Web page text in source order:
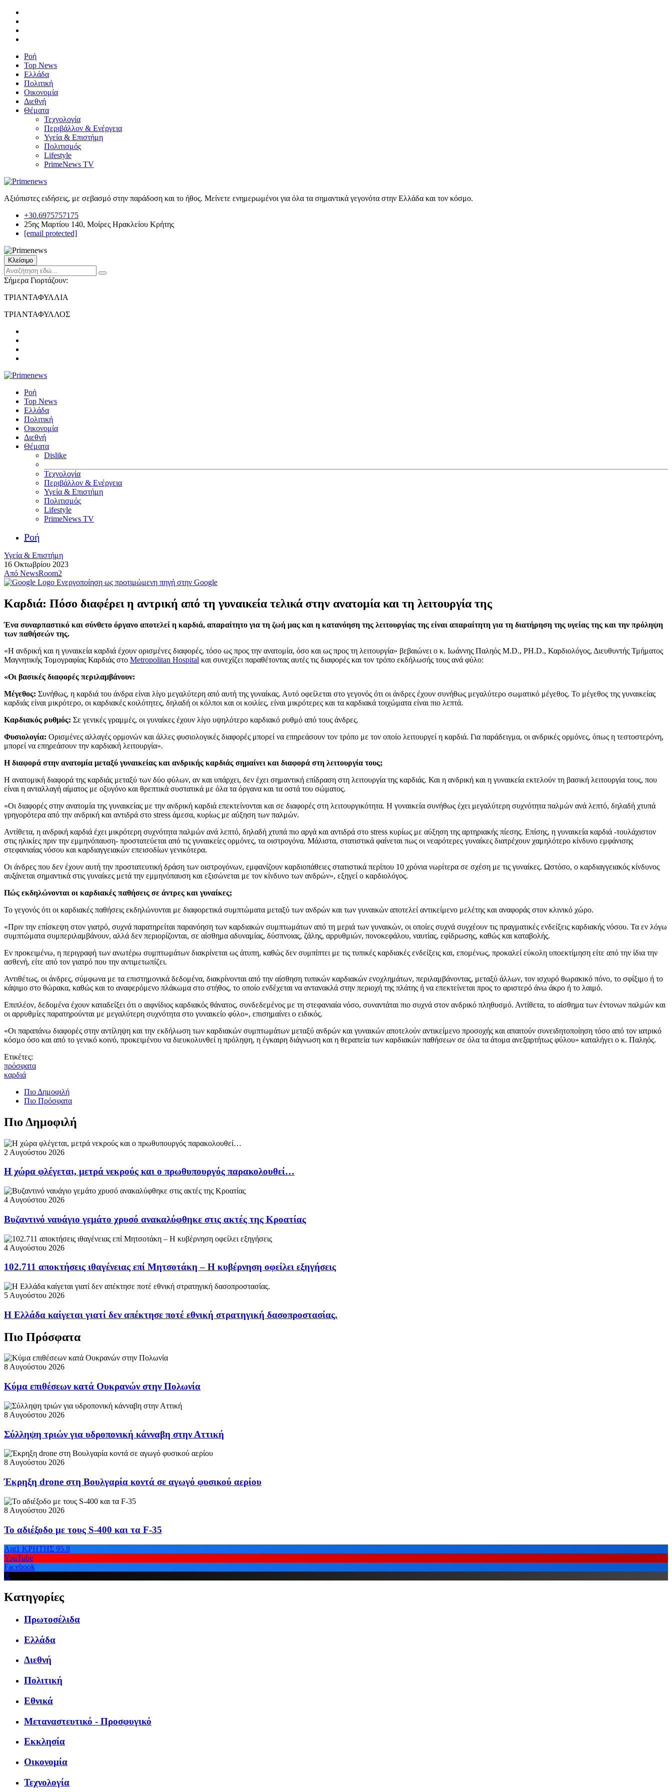
Ροή
Top News
Ελλάδα
Πολιτική
Οικονομία
Διεθνή
Θέματα
Τεχνολογία
Περιβάλλον & Ενέργεια
Υγεία & Επιστήμη
Πολιτισμός
Lifestyle
PrimeNews TV
Αξιόπιστες ειδήσεις, με σεβασμό στην παράδοση και το ήθος. Μείνετε ενημερωμένοι για όλα τα σημαντικά γεγονότα στην Ελλάδα και τον κόσμο.
+30.6975757175
25ης Μαρτίου 140, Μοίρες Ηρακλείου Κρήτης
[email protected]
Κλείσιμο
Σήμερα Γιορτάζουν:
ΤΡΙΑΝΤΑΦΥΛΛΙΑ
ΤΡΙΑΝΤΑΦΥΛΛΟΣ
Ροή
Top News
Ελλάδα
Πολιτική
Οικονομία
Διεθνή
Θέματα
Dislike
Τεχνολογία
Περιβάλλον & Ενέργεια
Υγεία & Επιστήμη
Πολιτισμός
Lifestyle
PrimeNews TV
Ροή
Υγεία & Επιστήμη
16 Οκτωβρίου 2023
Από NewsRoom2
Ενεργοποίηση ως προτιμώμενη πηγή στην Google
Καρδιά: Πόσο διαφέρει η αντρική από τη γυναικεία τελικά στην ανατομία και τη λειτουργία της
Ένα συναρπαστικό και σύνθετο όργανο αποτελεί η καρδιά, απαραίτητο για τη ζωή μας και η κατανόηση της λειτουργίας της είναι απαραίτητη για τη διατήρηση της υγείας της και την πρόληψη
των παθήσεών της.
«Η ανδρική και η γυναικεία καρδιά έχουν ορισμένες διαφορές, τόσο ως προς την ανατομία, όσο και ως προς τη λειτουργία» βεβαιώνει ο κ. Ιωάννης Παληός M.D., PH.D., Καρδιολόγος, Διευθυντής Τμήματος
Μαγνητικής Τομογραφίας Καρδιάς στο Metropolitan Hospital και συνεχίζει παραθέτοντας αυτές τις διαφορές και τον τρόπο εκδήλωσής τους ανά φύλο:
«Οι βασικές διαφορές περιλαμβάνουν:
Μέγεθος: Συνήθως, η καρδιά του άνδρα είναι λίγο μεγαλύτερη από αυτή της γυναίκας. Αυτό οφείλεται στο γεγονός ότι οι άνδρες έχουν συνήθως μεγαλύτερο σωματικό μέγεθος. Το μέγεθος της γυναικείας
καρδιάς είναι μικρότερο, οι καρδιακές κοιλότητες, δηλαδή οι κόλποι και οι κοιλίες, είναι μικρότερες και τα καρδιακά τοιχώματα είναι πιο λεπτά.
Καρδιακός ρυθμός: Σε γενικές γραμμές, οι γυναίκες έχουν λίγο υψηλότερο καρδιακό ρυθμό από τους άνδρες.
Φυσιολογία: Ορισμένες αλλαγές ορμονών και άλλες φυσιολογικές διαφορές μπορεί να επηρεάσουν τον τρόπο με τον οποίο λειτουργεί η καρδιά. Για παράδειγμα, οι ανδρικές ορμόνες, όπως η τεστοστερόνη,
μπορεί να επηρεάσουν την καρδιακή λειτουργία».
Η διαφορά στην ανατομία μεταξύ γυναικείας και ανδρικής καρδιάς σημαίνει και διαφορά στη λειτουργία τους;
Η ανατομική διαφορά της καρδιάς μεταξύ των δύο φύλων, αν και υπάρχει, δεν έχει σημαντική επίδραση στη λειτουργία της καρδιάς. Και η ανδρική και η γυναικεία εκτελούν τη βασική λειτουργία τους, που
είναι η ανταλλαγή αίματος με οξυγόνο και θρεπτικά συστατικά με όλα τα όργανα και τα οστά του σώματος.
«Οι διαφορές στην ανατομία της γυναικείας με την ανδρική καρδιά επεκτείνονται και σε διαφορές στη λειτουργικότητα. Η γυναικεία συνήθως έχει μεγαλύτερη συχνότητα παλμών ανά λεπτό, δηλαδή χτυπά
γρηγορότερα από την ανδρική και αντιδρά στο stress άμεσα, κυρίως με αύξηση των παλμών.
Αντίθετα, η ανδρική καρδιά έχει μικρότερη συχνότητα παλμών ανά λεπτό, δηλαδή χτυπά πιο αργά και αντιδρά στο stress κυρίως με αύξηση της αρτηριακής πίεσης. Επίσης, η γυναικεία καρδιά -τουλάχιστον
στις ηλικίες πριν την εμμηνόπαυση- προστατεύεται από τις γυναικείες ορμόνες, τα οιστρογόνα. Μάλιστα, στατιστικά φαίνεται πως οι νεαρότερες γυναίκες διατρέχουν χαμηλότερο κίνδυνο εμφάνισης
στεφανιαίας νόσου και καρδιαγγειακών επεισοδίων γενικότερα.
Οι άνδρες που δεν έχουν αυτή την προστατευτική δράση των οιστρογόνων, εμφανίζουν καρδιοπάθειες στατιστικά περίπου 10 χρόνια νωρίτερα σε σχέση με τις γυναίκες. Ωστόσο, ο καρδιαγγειακός κίνδυνος
αυξάνεται σημαντικά στις γυναίκες μετά την εμμηνόπαυση και εξισώνεται με τον κίνδυνο των ανδρών», εξηγεί ο καρδιολόγος.
Πώς εκδηλώνονται οι καρδιακές παθήσεις σε άντρες και γυναίκες;
Το γεγονός ότι οι καρδιακές παθήσεις εκδηλώνονται με διαφορετικά συμπτώματα μεταξύ των ανδρών και των γυναικών αποτελεί αντικείμενο μελέτης και αναφοράς στον κλινικό χώρο.
«Πριν την επίσκεψη στον γιατρό, συχνά παρατηρείται παρανόηση των καρδιακών συμπτωμάτων από τη μεριά των γυναικών, οι οποίες συχνά συγχέουν τις πραγματικές ενδείξεις καρδιακής νόσου. Τα εν λόγω
συμπτώματα συμπεριλαμβάνουν, αλλά δεν περιορίζονται, σε αίσθημα αδυναμίας, δύσπνοιας, ζάλης, αρρυθμιών, πονοκεφάλου, ναυτίας, εφίδρωσης, καθώς και καταβολής.
Εν προκειμένω, η περιγραφή των ανωτέρω συμπτωμάτων διακρίνεται ως άτυπη, καθώς δεν συμπίπτει με τις τυπικές καρδιακές ενδείξεις και, επομένως, προκαλεί εύκολη υποεκτίμηση είτε από την ίδια την
ασθενή, είτε από τον γιατρό που την αντιμετωπίζει.
Αντιθέτως, οι άνδρες, σύμφωνα με τα επιστημονικά δεδομένα, διακρίνονται από την αίσθηση τυπικών καρδιακών ενοχλημάτων, περιλαμβάνοντας, μεταξύ άλλων, τον ισχυρό θωρακικό πόνο, το σφίξιμο ή το
κάψιμο στο θώρακα, καθώς και το αναφερόμενο πλάκωμα στο στήθος, το οποίο ενδέχεται να αντανακλά στην περιοχή της πλάτης ή να επεκτείνεται προς το αριστερό άνω άκρο ή το λαιμό.
Επιπλέον, δεδομένα έχουν καταδείξει ότι ο αιφνίδιος καρδιακός θάνατος, συνδεδεμένος με τη στεφανιαία νόσο, συναντάται πιο συχνά στον ανδρικό πληθυσμό. Αντίθετα, το αίσθημα των έντονων παλμών και
οι αρρυθμίες παρατηρούνται με μεγαλύτερη συχνότητα στο γυναικείο φύλο», επισημαίνει ο ειδικός.
«Οι παραπάνω διαφορές στην αντίληψη και την εκδήλωση των καρδιακών συμπτωμάτων μεταξύ ανδρών και γυναικών αποτελούν αντικείμενο προσοχής και απαιτούν συνειδητοποίηση τόσο από τον ιατρικό
κόσμο όσο και από το γενικό κοινό, προκειμένου να διευκολυνθεί η πρόληψη, η έγκαιρη διάγνωση και η θεραπεία των καρδιακών παθήσεων σε όλα τα άτομα ανεξαρτήτως φύλου» καταλήγει ο κ. Παληός.
Ετικέτες:
πρόσφατα
καρδιά
Πιο Δημοφιλή
Πιο Πρόσφατα
Πιο Δημοφιλή
2 Αυγούστου 2026
Η χώρα φλέγεται, μετρά νεκρούς και ο πρωθυπουργός παρακολουθεί…
4 Αυγούστου 2026
Βυζαντινό ναυάγιο γεμάτο χρυσό ανακαλύφθηκε στις ακτές της Κροατίας
4 Αυγούστου 2026
102.711 αποκτήσεις ιθαγένειας επί Μητσοτάκη – Η κυβέρνηση οφείλει εξηγήσεις
5 Αυγούστου 2026
Η Ελλάδα καίγεται γιατί δεν απέκτησε ποτέ εθνική στρατηγική δασοπροστασίας.
Πιο Πρόσφατα
8 Αυγούστου 2026
Κύμα επιθέσεων κατά Ουκρανών στην Πολωνία
8 Αυγούστου 2026
Σύλληψη τριών για υδροπονική κάνναβη στην Αττική
8 Αυγούστου 2026
Έκρηξη drone στη Βουλγαρία κοντά σε αγωγό φυσικού αερίου
8 Αυγούστου 2026
Το αδιέξοδο με τους S-400 και τα F-35
Ant1 ΚΡΗΤΗΣ 95.8
YouTube
Facebook
X
Κατηγορίες
Πρωτοσέλιδα
Ελλάδα
Διεθνή
Πολιτική
Εθνικά
Μεταναστευτικό - Προσφυγικό
Εκκλησία
Οικονομία
Τεχνολογία